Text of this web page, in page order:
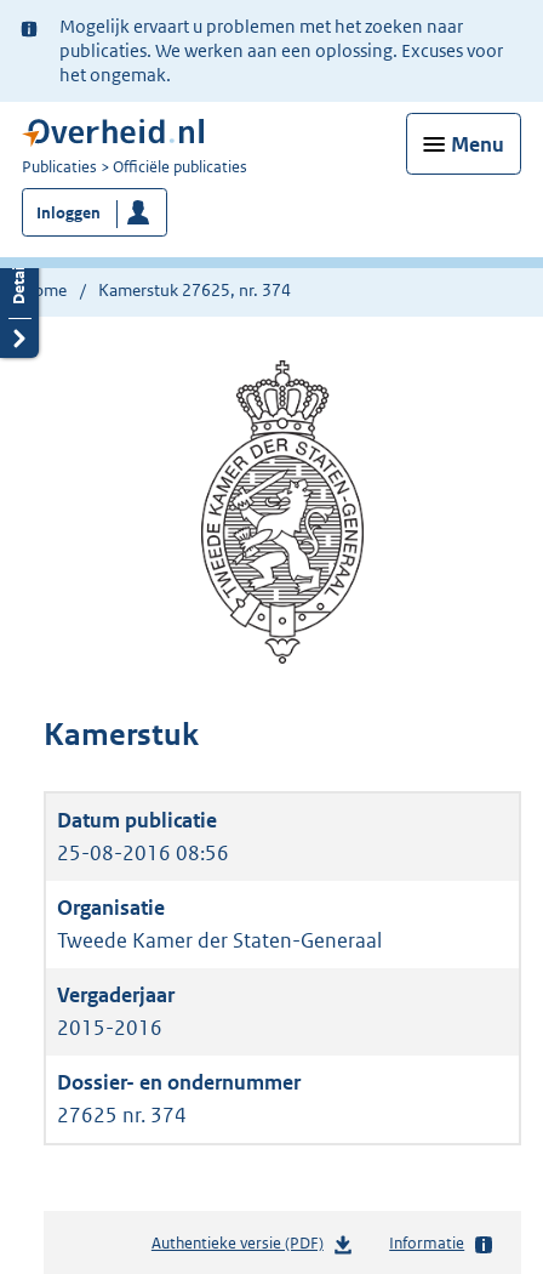
Ter
informatie:
Mogelijk ervaart u problemen met het zoeken naar
publicaties. We werken aan een oplossing. Excuses voor
het ongemak.
Menu
U
bent
nu
hier:
Publicaties Officiële publicaties
Inloggen
Home Kamerstuk 27625, nr. 374
Kamerstuk
25-08-2016 08:56
Tweede Kamer der Staten-Generaal
2015-2016
27625 nr. 374
Authentieke versie (PDF)b
Informatie